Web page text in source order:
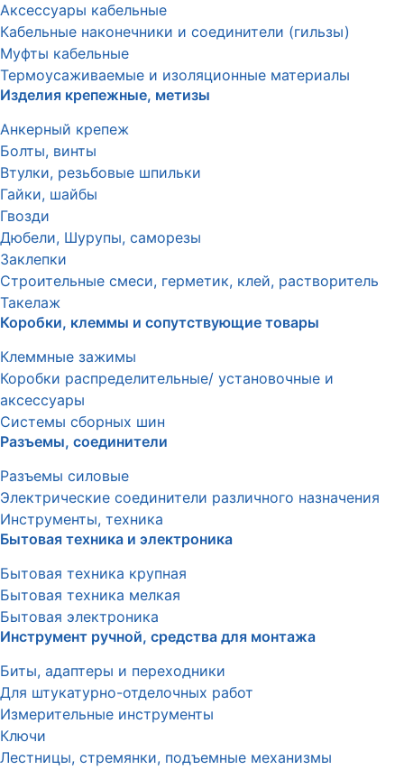
Аксессуары кабельные
Кабельные наконечники и соединители (гильзы)
Муфты кабельные
Термоусаживаемые и изоляционные материалы
Изделия крепежные, метизы
Анкерный крепеж
Болты, винты
Втулки, резьбовые шпильки
Гайки, шайбы
Гвозди
Дюбели, Шурупы, саморезы
Заклепки
Строительные смеси, герметик, клей, растворитель
Такелаж
Коробки, клеммы и сопутствующие товары
Клеммные зажимы
Коробки распределительные/ установочные и
аксессуары
Системы сборных шин
Разъемы, соединители
Разъемы силовые
Электрические соединители различного назначения
Инструменты, техника
Бытовая техника и электроника
Бытовая техника крупная
Бытовая техника мелкая
Бытовая электроника
Инструмент ручной, средства для монтажа
Биты, адаптеры и переходники
Для штукатурно-отделочных работ
Измерительные инструменты
Ключи
Лестницы, стремянки, подъемные механизмы